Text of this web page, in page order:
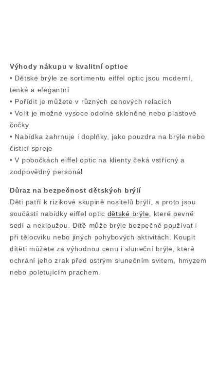
Výhody nákupu v kvalitní optice
• Dětské brýle ze sortimentu eiffel optic jsou moderní,
tenké a elegantní
• Pořídit je můžete v různých cenových relacích
• Volit je možné vysoce odolné skleněné nebo plastové
čočky
• Nabídka zahrnuje i doplňky, jako pouzdra na brýle nebo
čisticí spreje
• V pobočkách eiffel optic na klienty čeká vstřícný a
zodpovědný personál
Důraz na bezpečnost dětských brýlí
Děti patří k rizikové skupině nositelů brýlí, a proto jsou
součástí nabídky eiffel optic dětské brýle , které pevně
sedí a nekloužou. Dítě může brýle bezpečně používat i
při tělocviku nebo jiných pohybových aktivitách. Koupit
dítěti můžete za výhodnou cenu i sluneční brýle, které
ochrání jeho zrak před ostrým slunečním svitem, hmyzem
nebo poletujícím prachem.